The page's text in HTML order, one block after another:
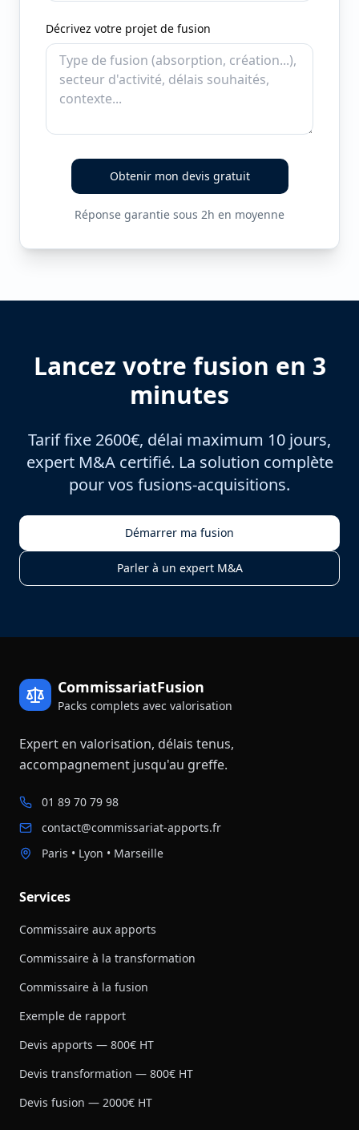
Décrivez votre projet de fusion
Obtenir mon devis gratuit
Réponse garantie sous 2h en moyenne
Lancez votre fusion en 3
minutes
Tarif fixe 2600€, délai maximum 10 jours,
expert M&A certifié. La solution complète
pour vos fusions-acquisitions.
Démarrer ma fusion
Parler à un expert M&A
CommissariatFusion
Packs complets avec valorisation
Expert en valorisation, délais tenus,
accompagnement jusqu'au greffe.
01 89 70 79 98
contact@commissariat-apports.fr
Paris • Lyon • Marseille
Services
Commissaire aux apports
Commissaire à la transformation
Commissaire à la fusion
Exemple de rapport
Devis apports — 800€ HT
Devis transformation — 800€ HT
Devis fusion — 2000€ HT